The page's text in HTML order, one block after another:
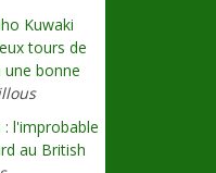
Kuwaki
tours de
bonne
l'improbable
au British